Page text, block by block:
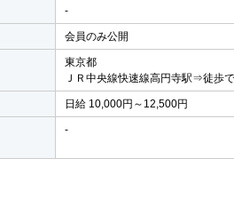
-
会員のみ公開
東京都
ＪＲ中央線快速線高円寺駅⇒徒歩
日給 10,000円～12,500円
-